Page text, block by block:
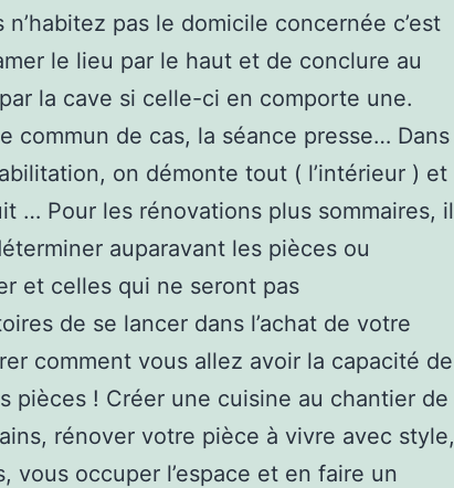
pas le domicile concernée c’est
le lieu par le haut et de conclure au
la cave si celle-ci en comporte une.
commun de cas, la séance presse… Dans
on démonte tout ( l’intérieur ) et
… Pour les rénovations plus sommaires, il
auparavant les pièces ou
et celles qui ne seront pas
de se lancer dans l’achat de votre
comment vous allez avoir la capacité de
pièces ! Créer une cuisine au chantier de
rénover votre pièce à vivre avec style,
vous occuper l’espace et en faire un